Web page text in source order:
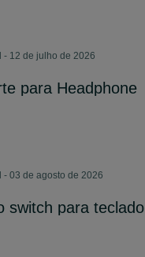
- 12 de julho de 2026
para Headphone
- 03 de agosto de 2026
switch para teclado